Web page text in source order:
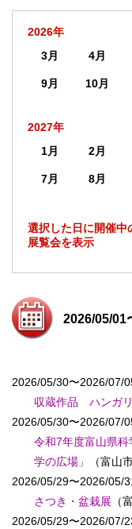
2026年
3月
4月
9月 10月
2027年
1月
2月
7月 8月
選択した日に開催中
展覧会を表示
2026/05/01
2026/05/30〜2026/07/
収蔵作品 ハンガリ
2026/05/30〜2026/07/
令和7年度富山県
学の広場」
（富山
2026/05/29〜2026/05/
さつき・盆栽展 （
2026/05/29〜2026/07/